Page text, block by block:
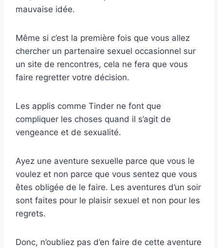
mauvaise idée.
Même si c’est la première fois que vous allez
chercher un partenaire sexuel occasionnel sur
un site de rencontres, cela ne fera que vous
faire regretter votre décision.
Les applis comme Tinder ne font que
compliquer les choses quand il s’agit de
vengeance et de sexualité.
Ayez une aventure sexuelle parce que vous le
voulez et non parce que vous sentez que vous
êtes obligée de le faire. Les aventures d’un soir
sont faites pour le plaisir sexuel et non pour les
regrets.
Donc, n’oubliez pas d’en faire de cette aventure